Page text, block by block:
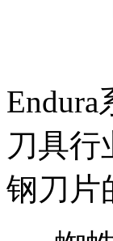
刀具行
钢刀片